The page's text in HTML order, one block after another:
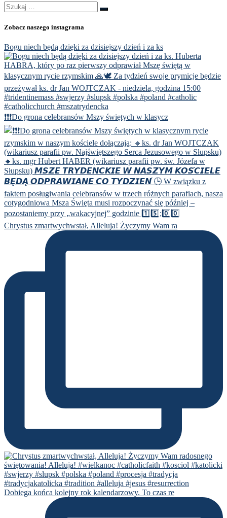
Szukaj
Szukaj
Zobacz naszego instagrama
Bogu niech będą dzięki za dzisiejszy dzień i za ks
❗️❗️❗️Do grona celebransów Mszy świętych w klasycz
Chrystus zmartwychwstał, Alleluja! Życzymy Wam ra
Dobiega końca kolejny rok kalendarzowy. To czas re